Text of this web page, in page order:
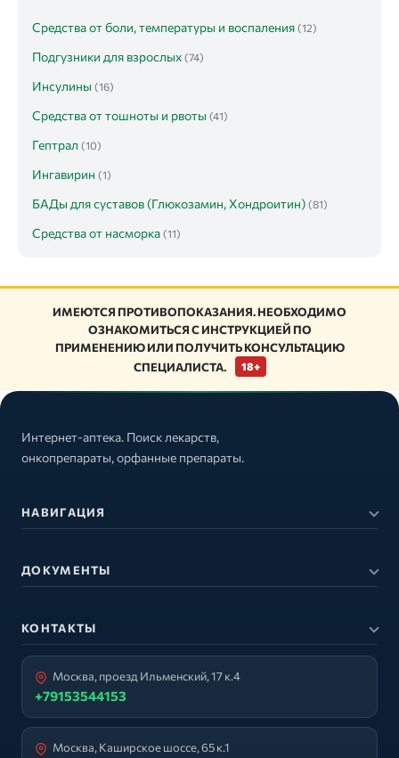
Средства от боли, температуры и воспаления (12)
Подгузники для взрослых (74)
Инсулины (16)
Средства от тошноты и рвоты (41)
Гептрал (10)
Ингавирин (1)
БАДы для суставов (Глюкозамин, Хондроитин) (81)
Средства от насморка (11)
ИМЕЮТСЯ ПРОТИВОПОКАЗАНИЯ. НЕОБХОДИМО
ОЗНАКОМИТЬСЯ С ИНСТРУКЦИЕЙ ПО
ПРИМЕНЕНИЮ ИЛИ ПОЛУЧИТЬ КОНСУЛЬТАЦИЮ
СПЕЦИАЛИСТА.
18+
Интернет-аптека. Поиск лекарств,
онкопрепараты, орфанные препараты.
НАВИГАЦИЯ
ДОКУМЕНТЫ
КОНТАКТЫ
Москва, проезд Ильменский, 17 к.4
+79153544153
Москва, Каширское шоссе, 65 к.1